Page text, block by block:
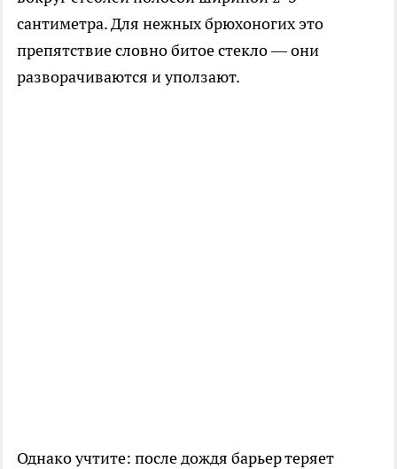
сантиметра. Для нежных брюхоногих это
препятствие словно битое стекло — они
разворачиваются и уползают.
Однако учтите: после дождя барьер теряет